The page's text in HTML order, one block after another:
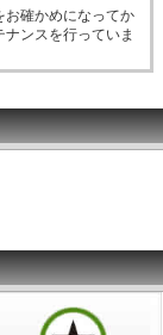
お確かめになってか
ンスを行っていま